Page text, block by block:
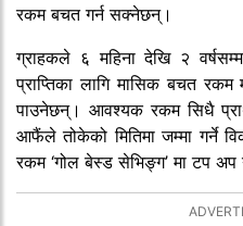
रकम बचत गर्न सक्नेछन्।
ग्राहकले ६ महिना देखि २
प्राप्तिका लागि मासिक बचत रकम
पाउनेछन्। आवश्यक रकम सिधै
आफैंले तोकेको मितिमा जम्मा गर्ने
रकम ‘गोल बेस्ड सेभिङ्ग’ मा टप अप